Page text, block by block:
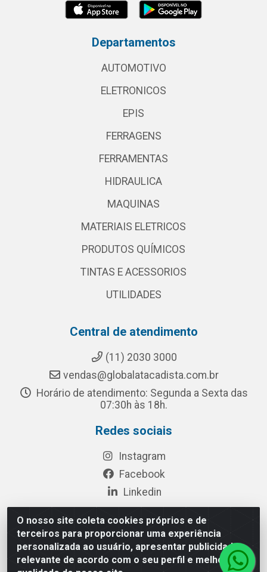
O nosso site coleta cookies próprios e de
terceiros para proporcionar uma experiência
personalizada ao usuário, apresentar publicidade
relevante de acordo com o seu perfil e melhorar a
Departamentos
AUTOMOTIVO
ELETRONICOS
EPIS
FERRAGENS
FERRAMENTAS
HIDRAULICA
MAQUINAS
MATERIAIS ELETRICOS
PRODUTOS QUÍMICOS
TINTAS E ACESSORIOS
UTILIDADES
Central de atendimento
(11) 2030 3000
vendas@globalatacadista.com.br
Horário de atendimento: Segunda a Sexta das
07:30h às 18h.
Redes sociais
Instagram
Facebook
Linkedin
Rua Chipuê, 117 - S. Miguel Paulista São Paulo/SP - CEP
08010-260- CNPJ: 03.010.739/0001-72